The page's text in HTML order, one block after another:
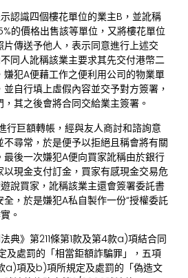
認識四個樓花單位的業主B，並訛稱
的價格出售該等單位，又將樓花單位
傳送予他人，表示同意進行上述交
同人訛稱該業主要求其先交付港幣二
犯A便藉工作之便利用公司的物業單
自行填上虛假內容並交予對方簽署，
其之後會將合同交給業主簽署。
行巨額轉帳，經與友人商討和諮詢意
不尋常，於是便予以拒絕且稱會將有關
後一次嫌犯A便向買家訛稱由於銀行
現金支付訂金，買家有感現金交易危
說買家，訛稱該業主還會簽署委託書
，於是嫌犯A私自製作一份“授權委託
。
典》第211條第1款及第4款a)項結合同
及處罰的「相當鉅額詐騙罪」，五項
a)項及b)項所規定及處罰的「偽造文